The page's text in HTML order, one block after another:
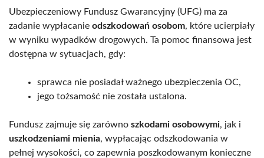
Ubezpieczeniowy Fundusz Gwarancyjny (UFG) ma za
zadanie wypłacanie odszkodowań osobom, które ucierpiały
w wyniku wypadków drogowych. Ta pomoc finansowa jest
dostępna w sytuacjach, gdy:
sprawca nie posiadał ważnego ubezpieczenia OC,
jego tożsamość nie została ustalona.
Fundusz zajmuje się zarówno szkodami osobowymi, jak i
uszkodzeniami mienia, wypłacając odszkodowania w
pełnej wysokości, co zapewnia poszkodowanym konieczne